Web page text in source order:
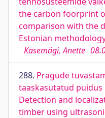
the carbon foorprint
comparison with the
Estonian
Kasemägi, Anette
288. Pragude
taaskasutatud
Detection and
timber using